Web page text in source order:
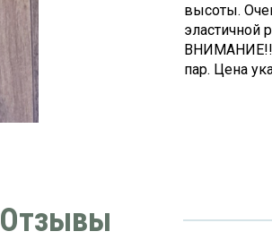
высоты.
эластичной
ВНИМАНИЕ!!!
пар. Цена
Отзывы